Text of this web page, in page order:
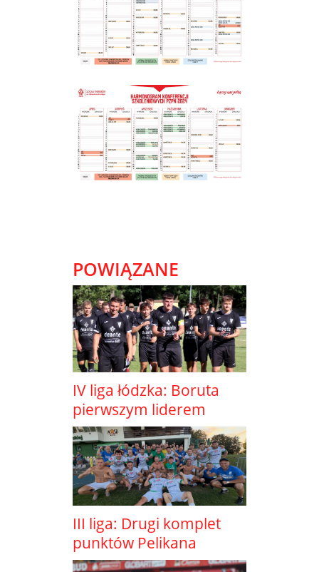
POWIĄZANE
IV liga łódzka: Boruta
pierwszym liderem
III liga: Drugi komplet
punktów Pelikana